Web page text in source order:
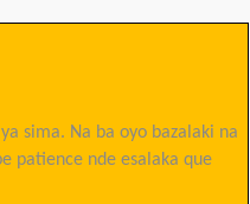
sima. Na ba oyo bazalaki na
patience nde esalaka que